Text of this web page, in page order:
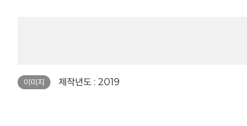
이미지 제작년도 : 2019